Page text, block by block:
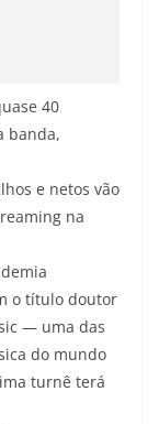
40
banda,
e netos vão
na
o título doutor
— uma das
do mundo
turnê terá